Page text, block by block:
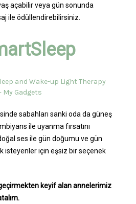
açabilir veya gün sonunda
ile ödüllendirebilirsiniz.
sabahları sanki oda da güneş
ile uyanma fırsatını
ses ile gün doğumu ve gün
isteyenler için eşsiz bir seçenek
keyif alan annelerimiz